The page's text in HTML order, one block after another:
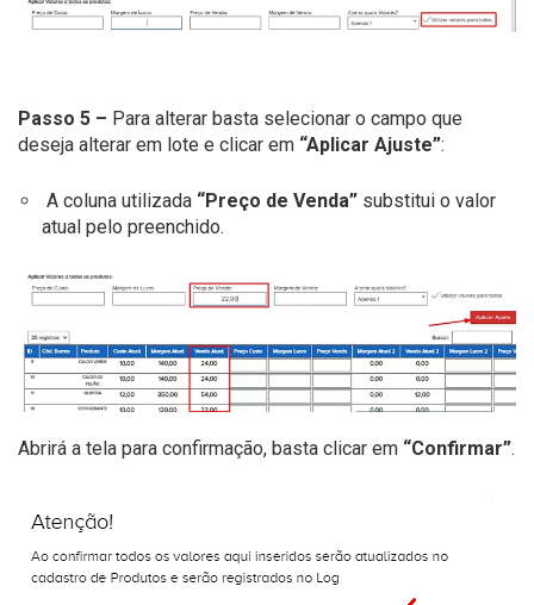
Passo 5 – Para alterar basta selecionar o campo que
deseja alterar em lote e clicar em “Aplicar Ajuste”:
A coluna utilizada “Preço de Venda” substitui o valor
atual pelo preenchido.
Abrirá a tela para confirmação, basta clicar em “Confirmar”.